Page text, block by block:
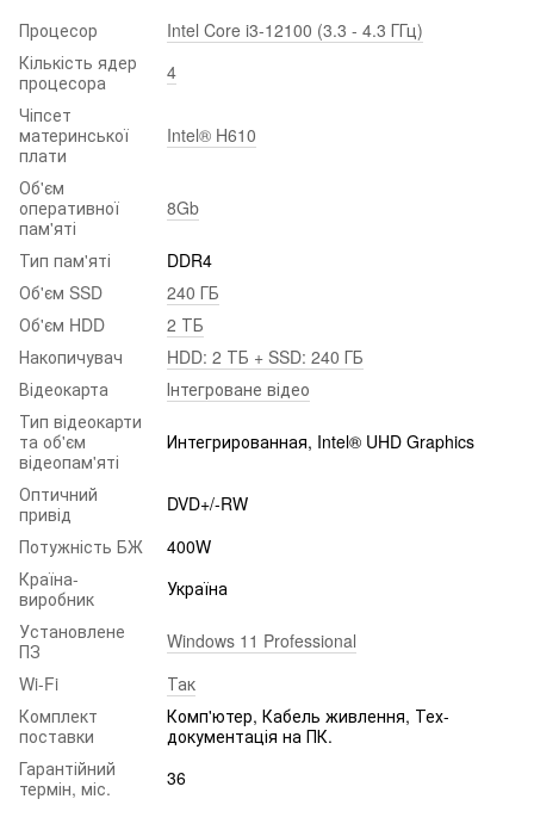
Процесор
Intel Core i3-12100 (3.3 - 4.3 ГГц)
Кількість ядер
процесора
4
Чіпсет
материнської
плати
Intel® H610
Об'єм
оперативної
пам'яті
8Gb
Тип пам'яті
DDR4
Об'єм SSD
240 ГБ
Об'єм HDD
2 ТБ
Накопичувач
HDD: 2 ТБ + SSD: 240 ГБ
Відеокарта
Інтегроване відео
Тип відеокарти
та об'єм
відеопам'яті
Интегрированная, Intel® UHD Graphics
Оптичний
привід
DVD+/-RW
Потужність БЖ
400W
Країна-
виробник
Україна
Установлене
ПЗ
Windows 11 Professional
Wi-Fi
Так
Комплект
поставки
Комп'ютер, Кабель живлення, Тех-
документація на ПК.
Гарантійний
термін, міс.
36